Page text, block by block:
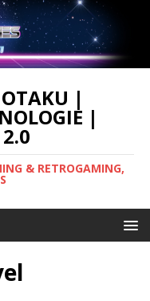
|
|
& RETROGAMING,